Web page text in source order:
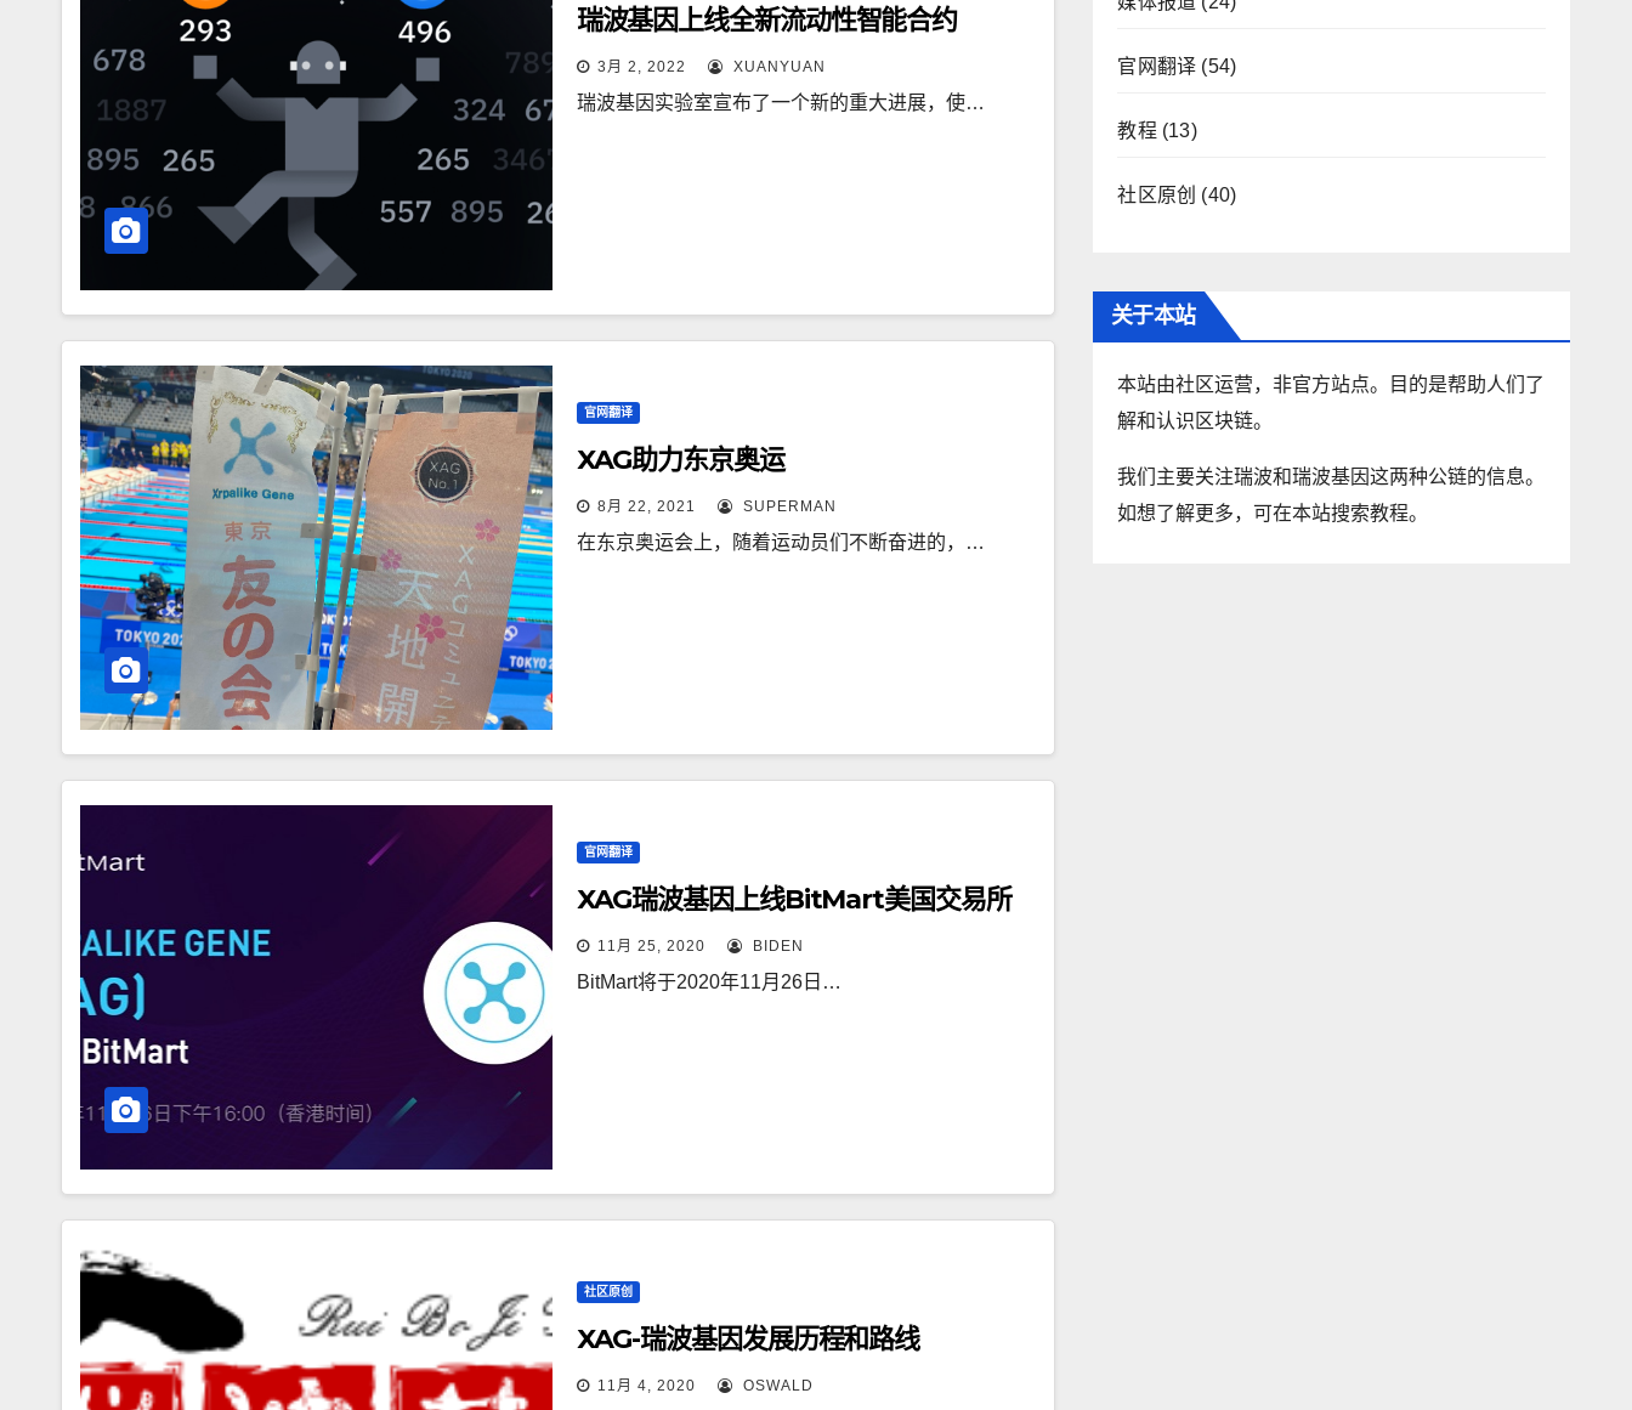
瑞波基因上线全新流动性智能合约
3月 2, 2022 XUANYUAN
瑞波基因实验室宣布了一个新的重大进展，使…
官网翻译
XAG助力东京奥运
8月 22, 2021 SUPERMAN
在东京奥运会上，随着运动员们不断奋进的，…
官网翻译
XAG瑞波基因上线BitMart美国交易所
11月 25, 2020 BIDEN
BitMart将于2020年11月26日…
社区原创
XAG-瑞波基因发展历程和路线
11月 4, 2020 OSWALD
官网翻译 (54)
教程 (13)
社区原创 (40)
关于本站
本站由社区运营，非官方站点。目的是帮助人们了
解和认识区块链。
我们主要关注瑞波和瑞波基因这两种公链的信息。
如想了解更多，可在本站搜索教程。